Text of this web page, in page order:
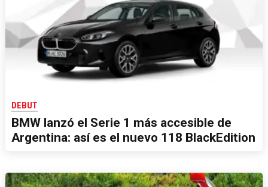
DEBUT
BMW lanzó el Serie 1 más accesible de
Argentina: así es el nuevo 118 BlackEdition